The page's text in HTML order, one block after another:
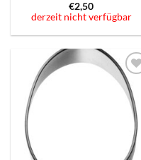
€2,50
derzeit nicht verfügbar
Zum
Wunschzettel
hinzufügen